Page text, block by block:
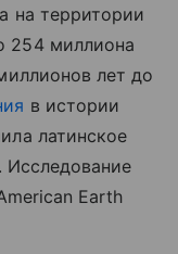
на территории
254 миллиона
лет до
в истории
латинское
Исследование
Earth